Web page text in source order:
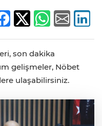
son dakika
gelişmeler, Nöbet
ulaşabilirsiniz.